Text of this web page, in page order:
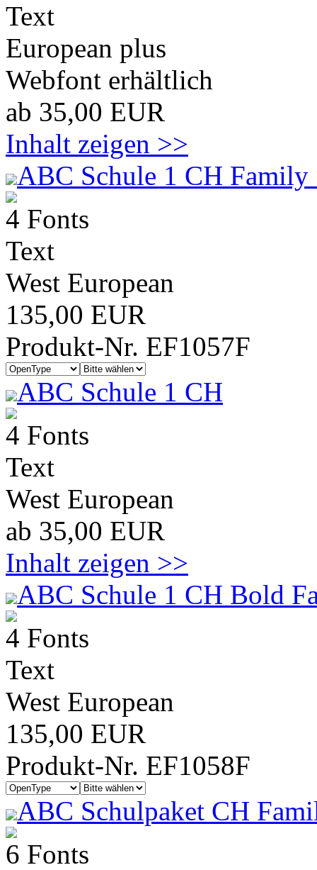
Text
European plus
Webfont erhältlich
ab 35,00 EUR
Inhalt zeigen >>
ABC Schule 1 CH Family
4 Fonts
Text
West European
135,00 EUR
Produkt-Nr. EF1057F
ABC Schule 1 CH
4 Fonts
Text
West European
ab 35,00 EUR
Inhalt zeigen >>
ABC Schule 1 CH Bold
4 Fonts
Text
West European
135,00 EUR
Produkt-Nr. EF1058F
ABC Schulpaket CH
6 Fonts